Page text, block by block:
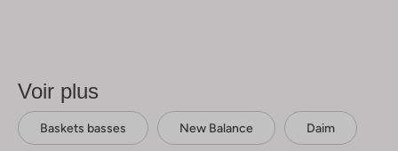
Voir plus
Baskets basses New Balance Daim